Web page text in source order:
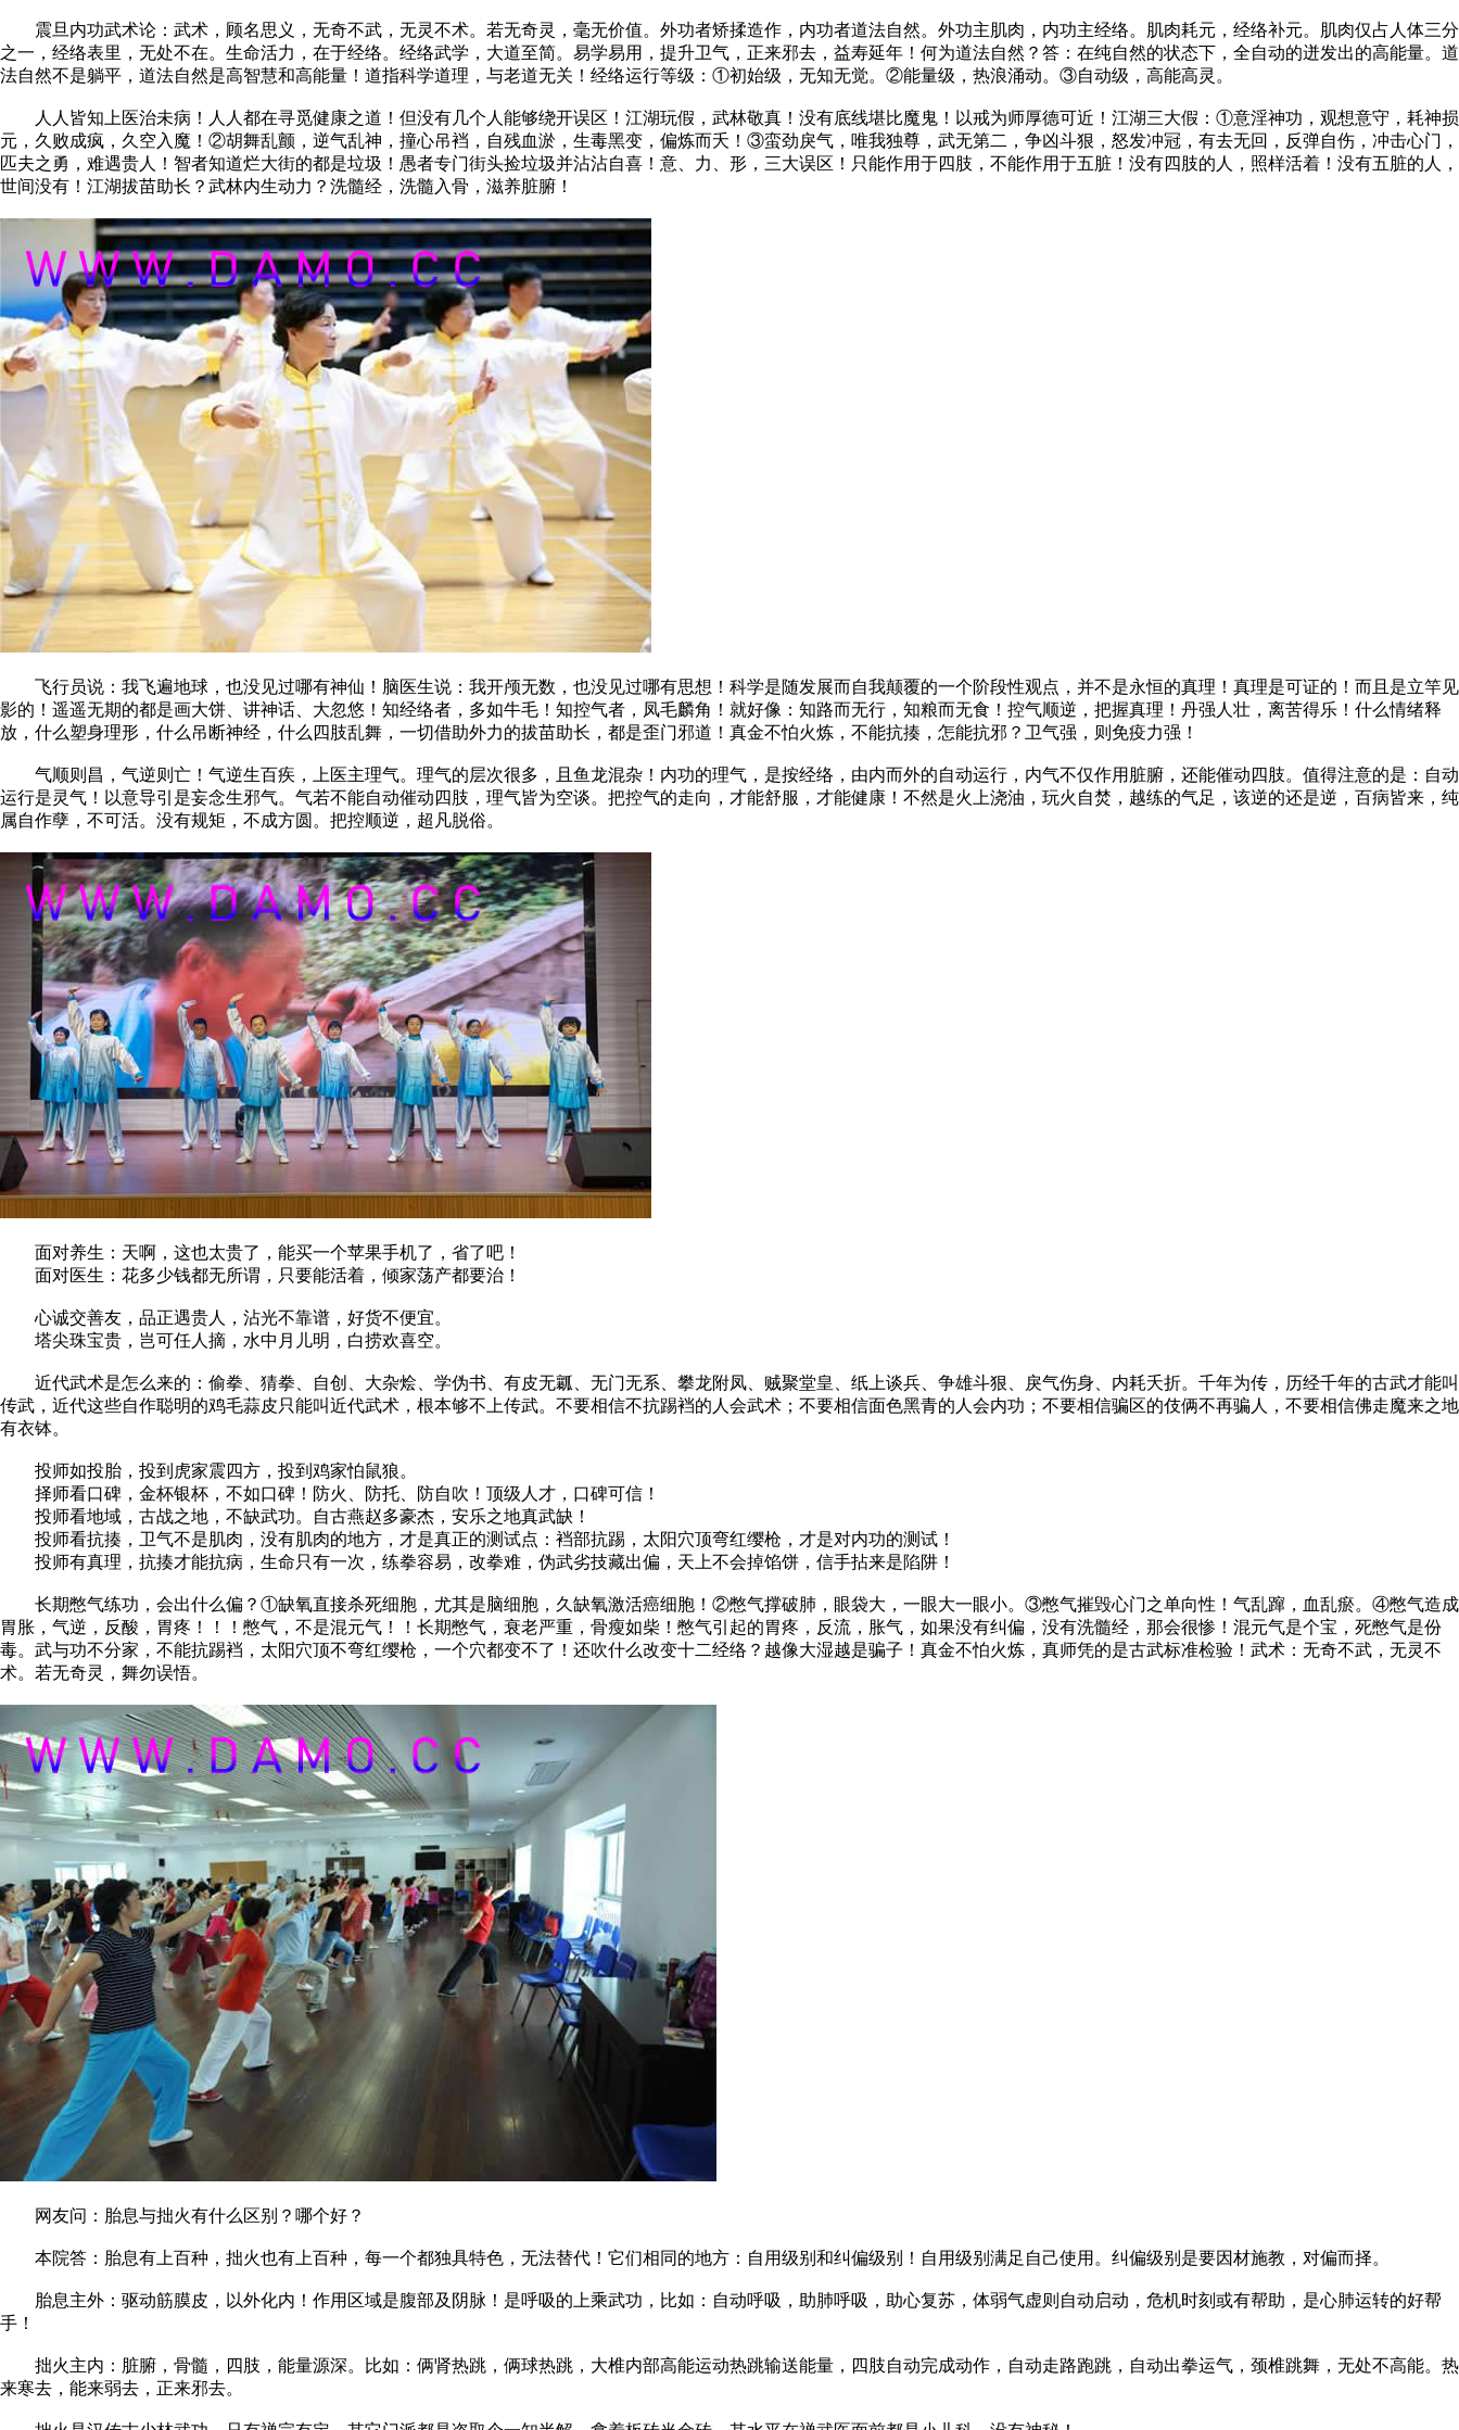
震旦内功武术论：武术，顾名思义，无奇不武，无灵不术。若无奇灵，毫无价值。外功者矫揉造作，内功者道法自然。外功主肌肉，内功主经络。肌肉耗元，经络补元。肌肉仅占人体三分
之一，经络表里，无处不在。生命活力，在于经络。经络武学，大道至简。易学易用，提升卫气，正来邪去，益寿延年！何为道法自然？答：在纯自然的状态下，全自动的迸发出的高能量。道
法自然不是躺平，道法自然是高智慧和高能量！道指科学道理，与老道无关！经络运行等级：①初始级，无知无觉。②能量级，热浪涌动。③自动级，高能高灵。
人人皆知上医治未病！人人都在寻觅健康之道！但没有几个人能够绕开误区！江湖玩假，武林敬真！没有底线堪比魔鬼！以戒为师厚德可近！江湖三大假：①意淫神功，观想意守，耗神损
元，久败成疯，久空入魔！②胡舞乱颤，逆气乱神，撞心吊裆，自残血淤，生毒黑变，偏炼而夭！③蛮劲戾气，唯我独尊，武无第二，争凶斗狠，怒发冲冠，有去无回，反弹自伤，冲击心门，
匹夫之勇，难遇贵人！智者知道烂大街的都是垃圾！愚者专门街头捡垃圾并沾沾自喜！意、力、形，三大误区！只能作用于四肢，不能作用于五脏！没有四肢的人，照样活着！没有五脏的人，
世间没有！江湖拔苗助长？武林内生动力？洗髓经，洗髓入骨，滋养脏腑！
飞行员说：我飞遍地球，也没见过哪有神仙！脑医生说：我开颅无数，也没见过哪有思想！科学是随发展而自我颠覆的一个阶段性观点，并不是永恒的真理！真理是可证的！而且是立竿见
影的！遥遥无期的都是画大饼、讲神话、大忽悠！知经络者，多如牛毛！知控气者，凤毛麟角！就好像：知路而无行，知粮而无食！控气顺逆，把握真理！丹强人壮，离苦得乐！什么情绪释
放，什么塑身理形，什么吊断神经，什么四肢乱舞，一切借助外力的拔苗助长，都是歪门邪道！真金不怕火炼，不能抗揍，怎能抗邪？卫气强，则免疫力强！
气顺则昌，气逆则亡！气逆生百疾，上医主理气。理气的层次很多，且鱼龙混杂！内功的理气，是按经络，由内而外的自动运行，内气不仅作用脏腑，还能催动四肢。值得注意的是：自动
运行是灵气！以意导引是妄念生邪气。气若不能自动催动四肢，理气皆为空谈。把控气的走向，才能舒服，才能健康！不然是火上浇油，玩火自焚，越练的气足，该逆的还是逆，百病皆来，纯
属自作孽，不可活。没有规矩，不成方圆。把控顺逆，超凡脱俗。
面对养生：天啊，这也太贵了，能买一个苹果手机了，省了吧！
面对医生：花多少钱都无所谓，只要能活着，倾家荡产都要治！
心诚交善友，品正遇贵人，沾光不靠谱，好货不便宜。
塔尖珠宝贵，岂可任人摘，水中月儿明，白捞欢喜空。
近代武术是怎么来的：偷拳、猜拳、自创、大杂烩、学伪书、有皮无瓤、无门无系、攀龙附凤、贼聚堂皇、纸上谈兵、争雄斗狠、戾气伤身、内耗夭折。千年为传，历经千年的古武才能叫
传武，近代这些自作聪明的鸡毛蒜皮只能叫近代武术，根本够不上传武。不要相信不抗踢裆的人会武术；不要相信面色黑青的人会内功；不要相信骗区的伎俩不再骗人，不要相信佛走魔来之地
有衣钵。
投师如投胎，投到虎家震四方，投到鸡家怕鼠狼。
择师看口碑，金杯银杯，不如口碑！防火、防托、防自吹！顶级人才，口碑可信！
投师看地域，古战之地，不缺武功。自古燕赵多豪杰，安乐之地真武缺！
投师看抗揍，卫气不是肌肉，没有肌肉的地方，才是真正的测试点：裆部抗踢，太阳穴顶弯红缨枪，才是对内功的测试！
投师有真理，抗揍才能抗病，生命只有一次，练拳容易，改拳难，伪武劣技藏出偏，天上不会掉馅饼，信手拈来是陷阱！
长期憋气练功，会出什么偏？①缺氧直接杀死细胞，尤其是脑细胞，久缺氧激活癌细胞！②憋气撑破肺，眼袋大，一眼大一眼小。③憋气摧毁心门之单向性！气乱蹿，血乱瘀。④憋气造成
胃胀，气逆，反酸，胃疼！！！憋气，不是混元气！！长期憋气，衰老严重，骨瘦如柴！憋气引起的胃疼，反流，胀气，如果没有纠偏，没有洗髓经，那会很惨！混元气是个宝，死憋气是份
毒。武与功不分家，不能抗踢裆，太阳穴顶不弯红缨枪，一个穴都变不了！还吹什么改变十二经络？越像大湿越是骗子！真金不怕火炼，真师凭的是古武标准检验！武术：无奇不武，无灵不
术。若无奇灵，舞勿误悟。
网友问：胎息与拙火有什么区别？哪个好？
本院答：胎息有上百种，拙火也有上百种，每一个都独具特色，无法替代！它们相同的地方：自用级别和纠偏级别！自用级别满足自己使用。纠偏级别是要因材施教，对偏而择。
胎息主外：驱动筋膜皮，以外化内！作用区域是腹部及阴脉！是呼吸的上乘武功，比如：自动呼吸，助肺呼吸，助心复苏，体弱气虚则自动启动，危机时刻或有帮助，是心肺运转的好帮
手！
拙火主内：脏腑，骨髓，四肢，能量源深。比如：俩肾热跳，俩球热跳，大椎内部高能运动热跳输送能量，四肢自动完成动作，自动走路跑跳，自动出拳运气，颈椎跳舞，无处不高能。热
来寒去，能来弱去，正来邪去。